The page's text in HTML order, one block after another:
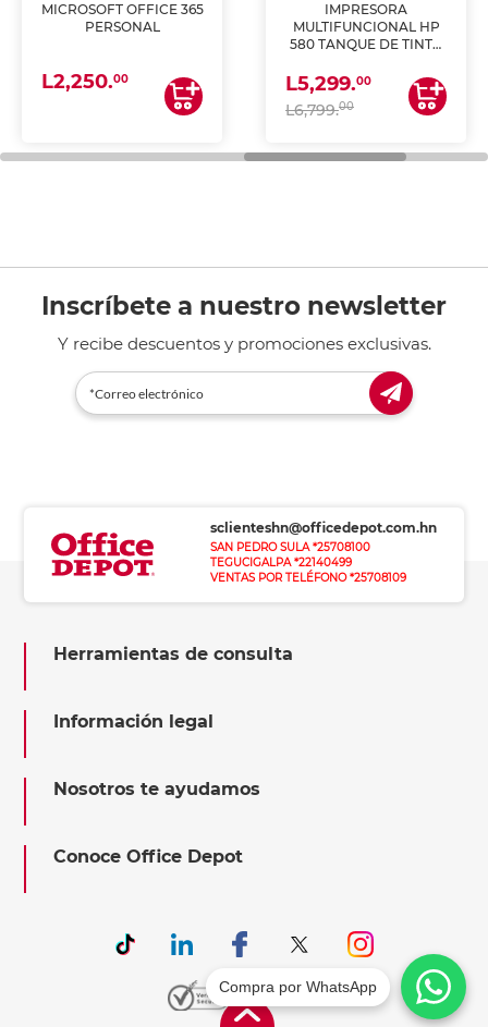
MICROSOFT OFFICE 365
PERSONAL
L2,250.00
IMPRESORA
MULTIFUNCIONAL HP
580 TANQUE DE TINTA
ESCANEA)
L5,299.00
L6,799.00
Inscríbete a nuestro newsletter
Y recibe descuentos y promociones exclusivas.
sclienteshn@officedepot.com.hn
SAN PEDRO SULA *25708100
TEGUCIGALPA *22140499
VENTAS POR TELÉFONO *25708109
Herramientas de consulta
Información legal
Nosotros te ayudamos
Conoce Office Depot
Compra por WhatsApp